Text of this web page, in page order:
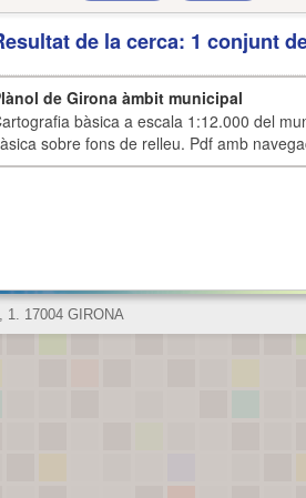
de la cerca: 1 conjunt
de Girona àmbit municipal
bàsica a escala 1:12.000 del
sobre fons de relleu. Pdf amb
1. 17004 GIRONA